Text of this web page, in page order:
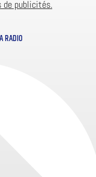
de publicités.
RADIO